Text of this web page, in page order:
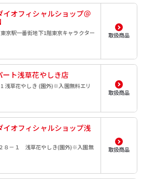
イオフィシャルショップ＠
京駅一番街地下1階東京キャラクター
取扱商品
ト浅草花やしき店
浅草花やしき (園外)※入園無料エリ
取扱商品
イオフィシャルショップ浅
８－１ 浅草花やしき(園外)※入園無
取扱商品